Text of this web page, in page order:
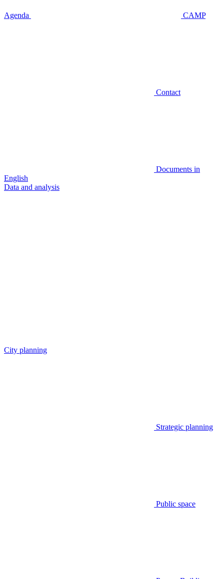
Agenda CAMP
Contact
Documents in
English
Data and analysis
City planning
Strategic planning
Public space